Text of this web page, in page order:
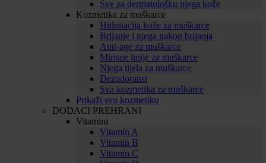
Sve za dermatološku njega kože
Kozmetika za muškarce
Hidratacija kože za muškarce
Brijanje i njega nakon brijanja
Anti-age za muškarce
Mirisne linije za muškarce
Njega tijela za muškarce
Dezodoransi
Sva kozmetika za muškarce
Prikaži svu kozmetiku
DODACI PREHRANI
Vitamini
Vitamin A
Vitamin B
Vitamin C